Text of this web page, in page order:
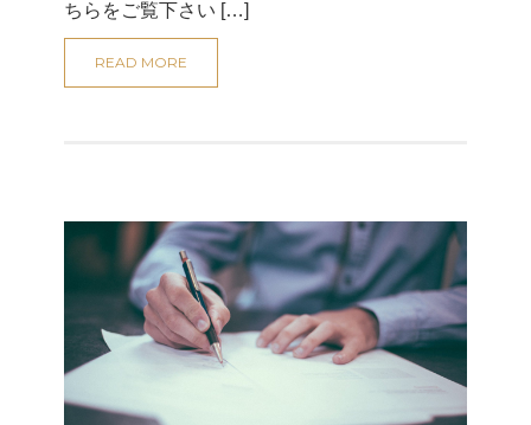
ちらをご覧下さい […]
READ MORE